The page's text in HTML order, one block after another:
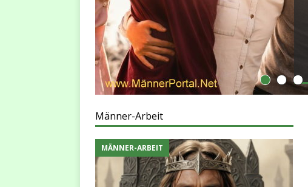
Männer-Arbeit
MÄNNER-ARBEIT